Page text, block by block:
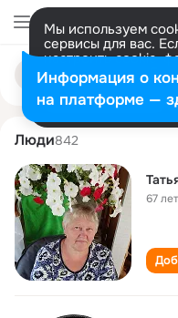
Мы используем
сервисы для вас.
настроить cookie-
представитель.
Разрешить все
Поиск
людям
tatyana
Люди842
67 лет
Информация о
на платформе —